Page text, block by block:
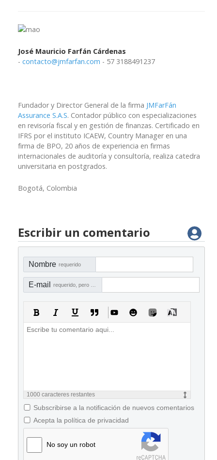
José Mauricio Farfán Cárdenas
- contacto@jmfarfan.com - 57 3188491237
Fundador y Director General de la firma JMFarFán
Assurance S.A.S. Contador público con especializaciones
en revisoría fiscal y en gestión de finanzas. Certificado en
IFRS por el instituto ICAEW, Country Manager en una
firma de BPO, 20 años de experiencia en firmas
internacionales de auditoría y consultoría, realiza catedra
universitaria en postgrados.
Bogotá, Colombia
Escribir un comentario
Nombre requerido
E-mail
1000 caracteres restantes
Subscribirse a la notificación de nuevos comentarios
Acepta la política de privacidad
No soy un robot